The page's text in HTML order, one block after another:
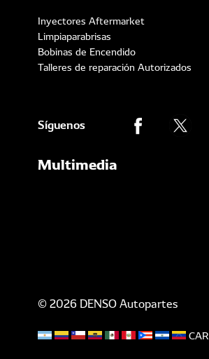
Inyectores Aftermarket
Limpiaparabrisas
Bobinas de Encendido
Talleres de reparación Autorizados
Síguenos
Multimedia
© 2026 DENSO Autopartes
CAR